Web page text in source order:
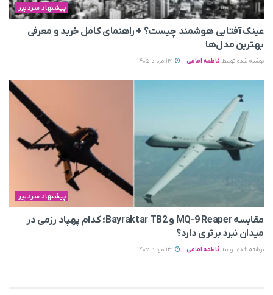
پیشنهاد سردبیر
عینک آفتابی هوشمند چیست؟ + راهنمای کامل خرید و معرفی
بهترین مدل‌ها
نوشته شده توسط فاطمه امامی
پیشنهاد سردبیر
مقایسه MQ-9 Reaper و Bayraktar TB2؛ کدام پهپاد رزمی در
میدان نبرد برتری دارد؟
نوشته شده توسط فاطمه امامی